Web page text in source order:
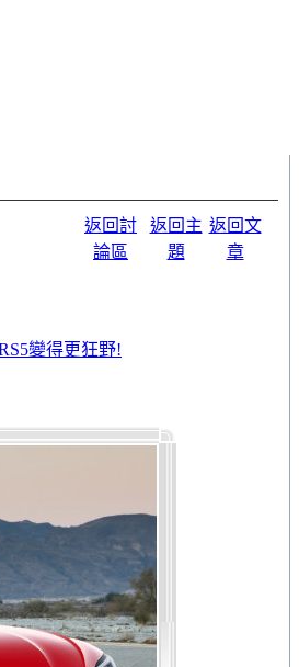
返回討
論區
返回主
題
返回文
章
變得更狂野!